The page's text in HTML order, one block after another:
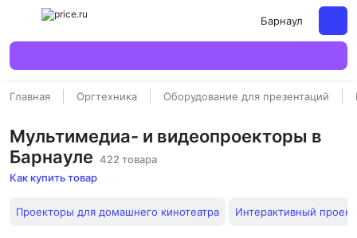
Барнаул
Главная Оргтехника Оборудование для презентаций
Мультимедиа- и видеопроекторы в
Барнауле 422 товара
Как купить товар
Проекторы для домашнего кинотеатра Интерактивный